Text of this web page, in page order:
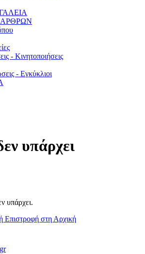
ΑΡΘΡΩΝ
- Κινητοποιήσεις
- Εγκύκλιοι
υπάρχει
υπάρχει.
Επιστροφή στη Αρχική